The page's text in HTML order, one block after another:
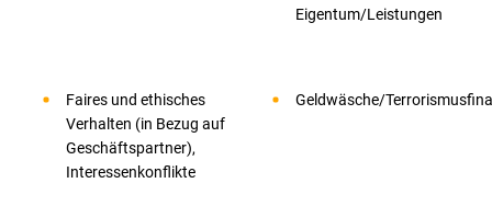
Eigentum/Leistungen
Faires und ethisches
Verhalten (in Bezug auf
Geschäftspartner),
Interessenkonflikte
Geldwäsche/